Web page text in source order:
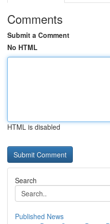
Comments
Submit a Comment
No HTML
HTML is disabled
Search
Published News